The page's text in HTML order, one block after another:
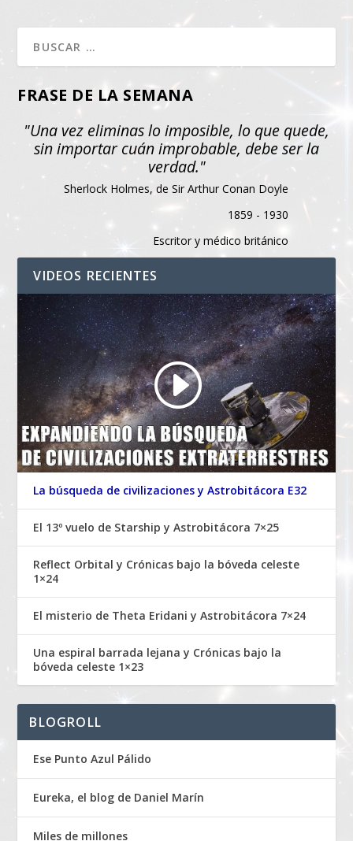
FRASE DE LA SEMANA
"Una vez eliminas lo imposible, lo que quede,
sin importar cuán improbable, debe ser la
verdad."
Sherlock Holmes, de Sir Arthur Conan Doyle
1859 - 1930
Escritor y médico británico
VIDEOS RECIENTES
La búsqueda de civilizaciones y Astrobitácora E32
El 13º vuelo de Starship y Astrobitácora 7×25
Reflect Orbital y Crónicas bajo la bóveda celeste
1×24
El misterio de Theta Eridani y Astrobitácora 7×24
Una espiral barrada lejana y Crónicas bajo la
bóveda celeste 1×23
BLOGROLL
Ese Punto Azul Pálido
Eureka, el blog de Daniel Marín
Miles de millones